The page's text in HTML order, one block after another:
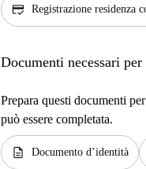
credit_score Registrazione residenza
Documenti necessari
Prepara questi documenti
può essere completata.
description Documento d’identità